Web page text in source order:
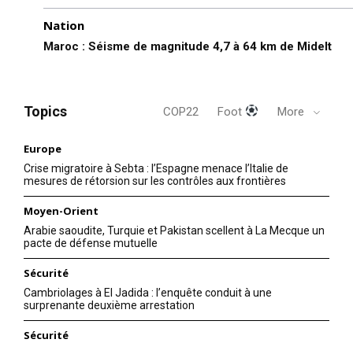
Nation
Maroc : Séisme de magnitude 4,7 à 64 km de Midelt
Topics COP22 Foot More
Europe
Crise migratoire à Sebta : l’Espagne menace l’Italie de
mesures de rétorsion sur les contrôles aux frontières
Moyen-Orient
Arabie saoudite, Turquie et Pakistan scellent à La Mecque un
pacte de défense mutuelle
Sécurité
Cambriolages à El Jadida : l’enquête conduit à une
surprenante deuxième arrestation
Sécurité